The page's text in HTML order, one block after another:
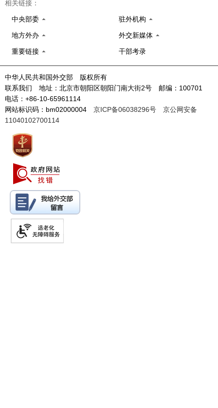
相关链接：
中央部委 驻外机构
地方外办 外交新媒体
重要链接 干部考录
中华人民共和国外交部 版权所有
联系我们 地址：北京市朝阳区朝阳门南大街2号 邮编：100701
电话：+86-10-65961114
网站标识码：bm02000004 京ICP备06038296号
京公网安备
11040102700114